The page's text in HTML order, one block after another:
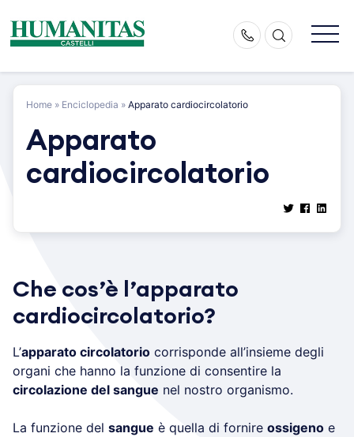
content
Home » Enciclopedia » Apparato cardiocircolatorio
Apparato
cardiocircolatorio
Che cos’è l’apparato
cardiocircolatorio?
L’apparato circolatorio corrisponde all’insieme degli
organi che hanno la funzione di consentire la
circolazione del sangue nel nostro organismo.
La funzione del sangue è quella di fornire ossigeno e